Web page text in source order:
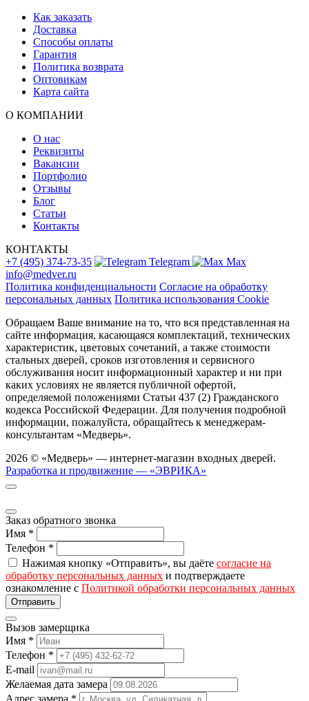
Как заказать
Доставка
Способы оплаты
Гарантия
Политика возврата
Оптовикам
Карта сайта
О КОМПАНИИ
О нас
Реквизиты
Вакансии
Портфолио
Отзывы
Блог
Статьи
Контакты
КОНТАКТЫ
+7 (495) 374-73-35
Telegram
Max
info@medver.ru
Политика конфиденциальности Согласие на обработку
персональных данных Политика использования Cookie
Обращаем Ваше внимание на то, что вся представленная на
сайте информация, касающаяся комплектаций, технических
характеристик, цветовых сочетаний, а также стоимости
стальных дверей, сроков изготовления и сервисного
обслуживания носит информационный характер и ни при
каких условиях не является публичной офертой,
определяемой положениями Статьи 437 (2) Гражданского
кодекса Российской Федерации. Для получения подробной
информации, пожалуйста, обращайтесь к менеджерам-
консультантам «Медверь».
2026 © «Медверь» — интернет-магазин входных дверей.
Разработка и продвижение — «ЭВРИКА»
Заказ обратного звонка
Имя *
Телефон *
Нажимая кнопку «Отправить», вы даёте согласие на
обработку персональных данных и подтверждаете
ознакомление с Политикой обработки персональных данных
Вызов замерщика
Имя *
Телефон *
E-mail
Желаемая дата замера
Адрес замера *